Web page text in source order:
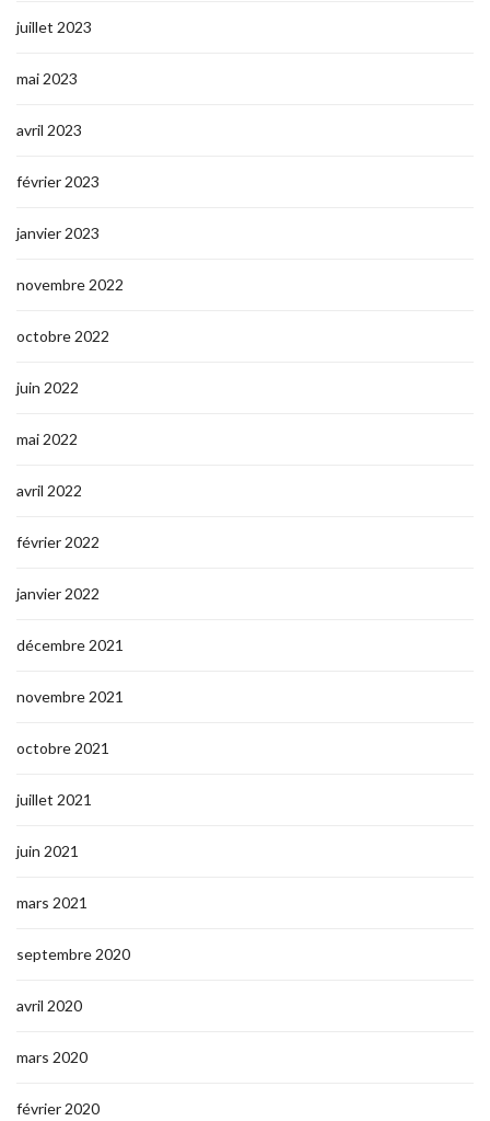
juillet 2023
mai 2023
avril 2023
février 2023
janvier 2023
novembre 2022
octobre 2022
juin 2022
mai 2022
avril 2022
février 2022
janvier 2022
décembre 2021
novembre 2021
octobre 2021
juillet 2021
juin 2021
mars 2021
septembre 2020
avril 2020
mars 2020
février 2020